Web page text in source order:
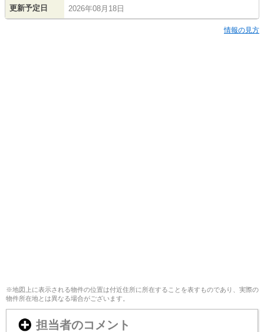
更新予定日 2026年08月18日
情報の見方
※地図上に表示される物件の位置は付近住所に所在することを表すものであり、実際の
物件所在地とは異なる場合がございます。
担当者のコメント